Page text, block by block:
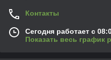
Контакты
Сегодня работает с
Показать весь график